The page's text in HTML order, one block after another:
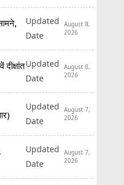
Updated
Date
August 8,
2026
Updated
Date
August 8,
2026
Updated
Date
August 7,
2026
Updated
Date
August 7,
2026